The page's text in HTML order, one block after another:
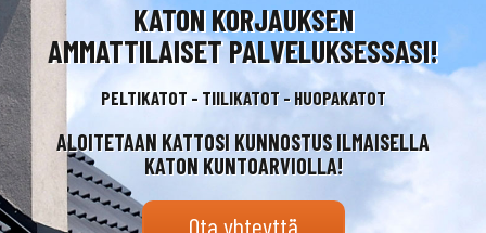
KATON KORJAUKSEN
AMMATTILAISET PALVELUKSESSASI!
PELTIKATOT - TIILIKATOT - HUOPAKATOT
ALOITETAAN KATTOSI KUNNOSTUS ILMAISELLA
KATON KUNTOARVIOLLA!
Ota yhteyttä